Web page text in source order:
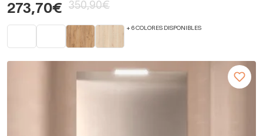
273,70€ 350,90€
+ 6 COLORES DISPONIBLES